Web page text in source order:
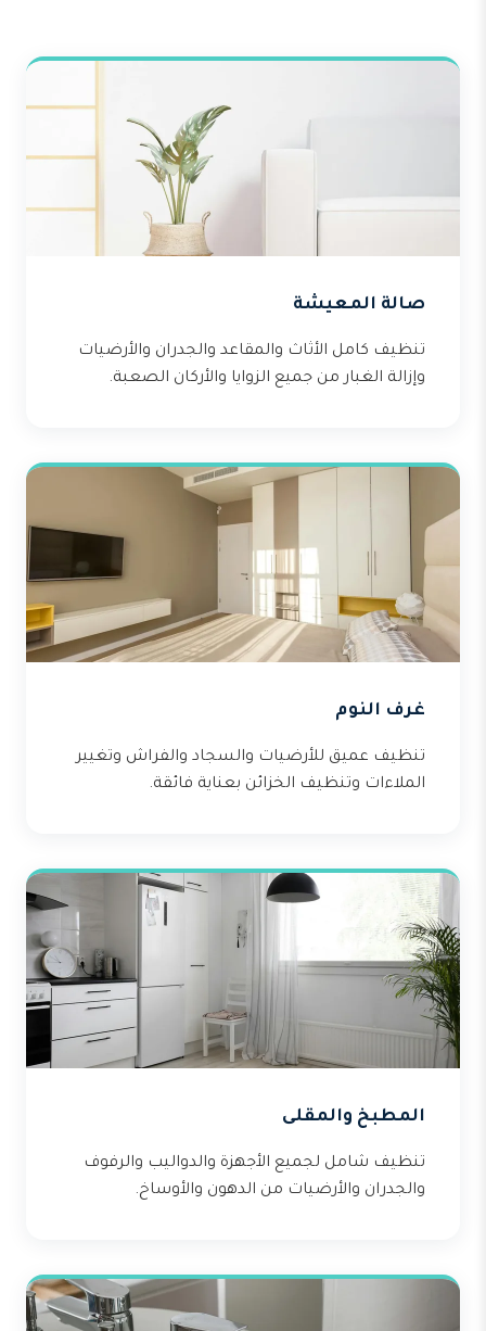
صالة المعيشة
تنظيف كامل الأثاث والمقاعد والجدران والأرضيات
وإزالة الغبار من جميع الزوايا والأركان الصعبة.
غرف النوم
تنظيف عميق للأرضيات والسجاد والفراش وتغيير
الملاءات وتنظيف الخزائن بعناية فائقة.
المطبخ والمقلى
تنظيف شامل لجميع الأجهزة والدواليب والرفوف
والجدران والأرضيات من الدهون والأوساخ.